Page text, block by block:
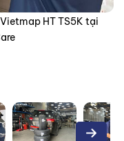
Primacy 3 ST tại